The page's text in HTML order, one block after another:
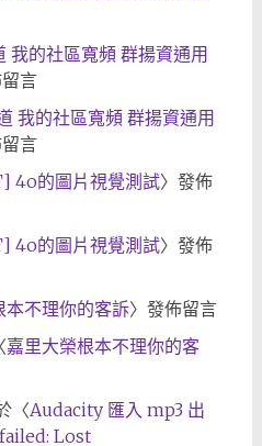
我的社區寬頻 群揚資通用
言
我的社區寬頻 群揚資通用
言
4o的圖片視覺測試〉發佈
4o的圖片視覺測試〉發佈
本不理你的客訴〉發佈留言
嘉里大榮根本不理你的客
〈Audacity 匯入 mp3 出
Lost